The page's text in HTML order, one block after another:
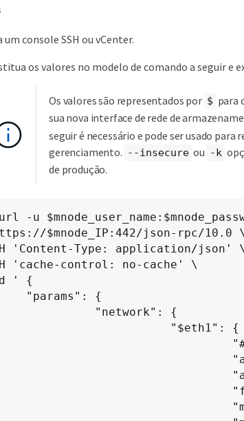
um console SSH ou vCenter.
os valores no modelo de comando a seguir e
Os valores são representados por $ para
sua nova interface de rede de
seguir é necessário e pode ser usado para
gerenciamento. --insecure ou -k
de produção.
-u
$mnode_IP:442/json-rpc/10.0 \
'Content-Type: application/json' \
'cache-control: no-cache' \
' {